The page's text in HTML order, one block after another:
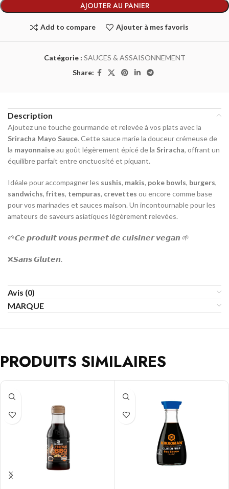
AJOUTER AU PANIER
Add to compare Ajouter à mes favoris
Catégorie : SAUCES & ASSAISONNEMENT
Share:
Description
Ajoutez une touche gourmande et relevée à vos plats avec la
Sriracha Mayo Sauce. Cette sauce marie la douceur crémeuse de
la mayonnaiseau goût légèrement épicé de la Sriracha, offrant un
équilibre parfait entre onctuosité et piquant.
Idéale pour accompagner les sushis, makis, poke bowls, burgers,
sandwichs, frites, tempuras, crevettes ou encore comme base
pour vos marinades et sauces maison. Un incontournable pour les
amateurs de saveurs asiatiques légèrement relevées.
🌱𝘾𝙚 𝙥𝙧𝙤𝙙𝙪𝙞𝙩 𝙫𝙤𝙪𝙨 𝙥𝙚𝙧𝙢𝙚𝙩 𝙙𝙚 𝙘𝙪𝙞𝙨𝙞𝙣𝙚𝙧 𝙫𝙚𝙜𝙖𝙣 🌱
❌𝙎𝙖𝙣𝙨 𝙂𝙡𝙪𝙩𝙚𝙣.
Avis (0)
MARQUE
PRODUITS SIMILAIRES